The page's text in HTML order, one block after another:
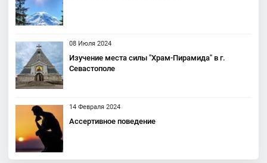
08 Июля 2024
Изучение места силы "Храм-Пирамида" в г.
Севастополе
14 Февраля 2024
Ассертивное поведение